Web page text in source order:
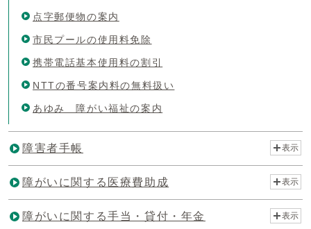
点字郵便物の案内
市民プールの使用料免除
携帯電話基本使用料の割引
NTTの番号案内料の無料扱い
あゆみ 障がい福祉の案内
障害者手帳 表示
障がいに関する医療費助成 表示
障がいに関する手当・貸付・年金 表示